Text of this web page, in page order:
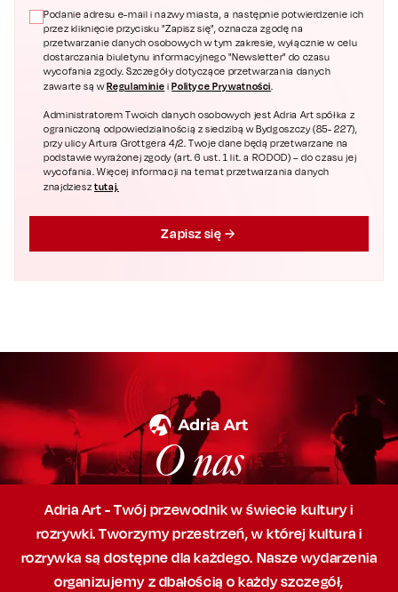
Podanie adresu e-mail i nazwy miasta, a następnie potwierdzenie ich
przez kliknięcie przycisku "Zapisz się", oznacza zgodę na
przetwarzanie danych osobowych w tym zakresie, wyłącznie w celu
dostarczania biuletynu informacyjnego "Newsletter" do czasu
wycofania zgody. Szczegóły dotyczące przetwarzania danych
zawarte są wRegulaminie i Polityce Prywatności.
Administratorem Twoich danych osobowych jest Adria Art spółka z
ograniczoną odpowiedzialnością z siedzibą w Bydgoszczy (85- 227),
przy ulicy Artura Grottgera 4/2. Twoje dane będą przetwarzane na
podstawie wyrażonej zgody (art. 6 ust. 1 lit. a RODOD) – do czasu jej
wycofania. Więcej informacji na temat przetwarzania danych
znajdziesztutaj.
Zapisz się
O nas
Adria Art - Twój przewodnik w świecie kultury i
rozrywki. Tworzymy przestrzeń,w której kultura i
rozrywka są dostępne dla każdego. Nasze wydarzenia
organizujemy z dbałością o każdy szczegół,